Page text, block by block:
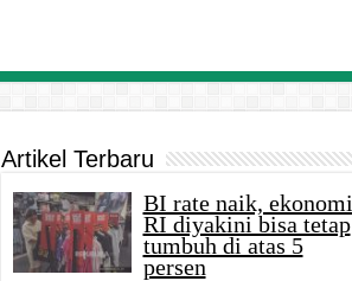
Artikel Terbaru
BI rate naik, ekonomi
RI diyakini bisa tetap
tumbuh di atas 5
persen